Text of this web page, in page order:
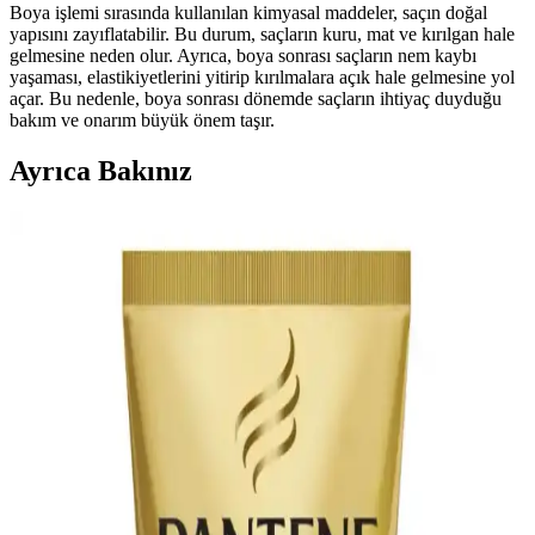
Boya işlemi sırasında kullanılan kimyasal maddeler, saçın doğal
yapısını zayıflatabilir. Bu durum, saçların kuru, mat ve kırılgan hale
gelmesine neden olur. Ayrıca, boya sonrası saçların nem kaybı
yaşaması, elastikiyetlerini yitirip kırılmalara açık hale gelmesine yol
açar. Bu nedenle, boya sonrası dönemde saçların ihtiyaç duyduğu
bakım ve onarım büyük önem taşır.
Ayrıca Bakınız
Asya Güzellik Ürünlerinde Yenilikçi ve Etkili Bakım
Asya güzellik ürünleri, gözden saça, cilt bakımından doğal
yöntemlere kadar yenilikçi ve etkili çözümler sunar. Geleneksel ve
modern ürünlerin birleşimi, farklı bakım ihtiyaçlarına hitap eder.
Saç Açıcı Kullanımının Saç Sağlığına Etkileri ve
Etkili Bakım Yöntemleri
Saç açıcılar, saçın yapısal bağlarını zayıflatarak kırılganlığa yol açar.
Bond onarıcılar hasarı tamamen gideremez, ancak saçın
görünümünü iyileştirir. Profesyonel uygulama ve düzenli bakım